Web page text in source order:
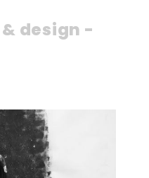
design -